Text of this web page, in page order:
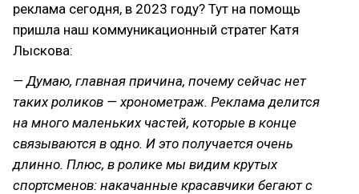
реклама сегодня, в 2023 году? Тут на помощь
пришла наш коммуникационный стратег Катя
Лыскова:
— Думаю, главная причина, почему сейчас нет
таких роликов — хронометраж. Реклама делится
на много маленьких частей, которые в конце
связываются в одно. И это получается очень
длинно. Плюс, в ролике мы видим крутых
спортсменов: накачанные красавчики бегают с